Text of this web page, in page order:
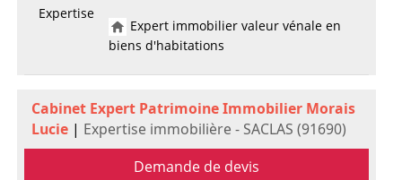
Expertise
Expert immobilier valeur vénale en
biens d'habitations
Cabinet Expert Patrimoine Immobilier Morais
Lucie| Expertise immobilière - SACLAS (91690)
Demande de devis